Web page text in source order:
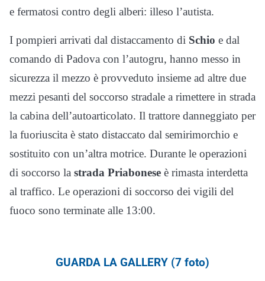
e fermatosi contro degli alberi: illeso l’autista.
I pompieri arrivati dal distaccamento di Schio e dal
comando di Padova con l’autogru, hanno messo in
sicurezza il mezzo è provveduto insieme ad altre due
mezzi pesanti del soccorso stradale a rimettere in strada
la cabina dell’autoarticolato. Il trattore danneggiato per
la fuoriuscita è stato distaccato dal semirimorchio e
sostituito con un’altra motrice. Durante le operazioni
di soccorso la strada Priabonese è rimasta interdetta
al traffico. Le operazioni di soccorso dei vigili del
fuoco sono terminate alle 13:00.
GUARDA LA GALLERY (7 foto)